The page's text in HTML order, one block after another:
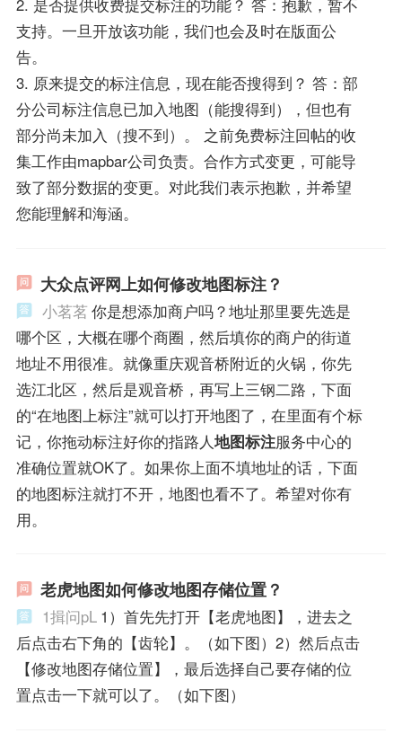
支持。一旦开放该功能，我们也会及时在版面公
告。
3. 原来提交的标注信息，现在能否搜得到？ 答：部
分公司标注信息已加入地图（能搜得到），但也有
部分尚未加入（搜不到）。 之前免费标注回帖的收
集工作由mapbar公司负责。合作方式变更，可能导
致了部分数据的变更。对此我们表示抱歉，并希望
您能理解和海涵。
大众点评网上如何修改地图标注？
小茗茗 你是想添加商户吗？地址那里要先选是
哪个区，大概在哪个商圈，然后填你的商户的街道
地址不用很准。就像重庆观音桥附近的火锅，你先
选江北区，然后是观音桥，再写上三钢二路，下面
的“在地图上标注”就可以打开地图了，在里面有个标
记，你拖动标注好你的指路人地图标注服务中心的
准确位置就OK了。如果你上面不填地址的话，下面
的地图标注就打不开，地图也看不了。希望对你有
用。
老虎地图如何修改地图存储位置？
1揖问pL 1）首先先打开【老虎地图】，进去之
后点击右下角的【齿轮】。（如下图）2）然后点击
【修改地图存储位置】，最后选择自己要存储的位
置点击一下就可以了。（如下图）